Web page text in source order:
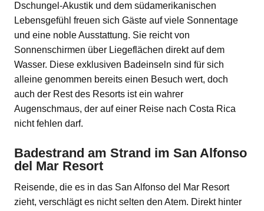
Dschungel-Akustik und dem südamerikanischen
Lebensgefühl freuen sich Gäste auf viele Sonnentage
und eine noble Ausstattung. Sie reicht von
Sonnenschirmen über Liegeflächen direkt auf dem
Wasser. Diese exklusiven Badeinseln sind für sich
alleine genommen bereits einen Besuch wert, doch
auch der Rest des Resorts ist ein wahrer
Augenschmaus, der auf einer Reise nach Costa Rica
nicht fehlen darf.
Badestrand am Strand im San Alfonso
del Mar Resort
Reisende, die es in das San Alfonso del Mar Resort
zieht, verschlägt es nicht selten den Atem. Direkt hinter